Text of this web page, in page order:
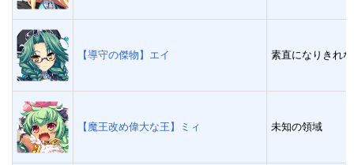
【導守の傑物】エイ 素直になりきれ
【魔王改め偉大な王】ミィ 未知の領域